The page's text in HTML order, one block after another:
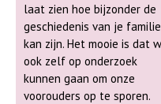
laat zien hoe bijzonder de
geschiedenis van je familie
kan zijn. Het mooie is dat we
ook zelf op onderzoek
kunnen gaan om onze
voorouders op te sporen.